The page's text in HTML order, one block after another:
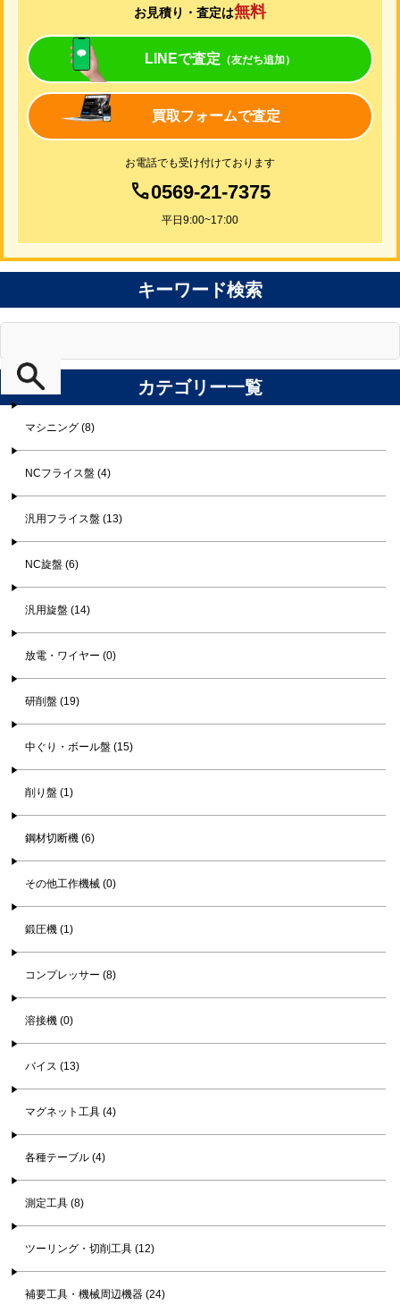
お見積り・査定は無料
LINEで査定 （友だち追加）
買取フォームで査定
お電話でも受け付けております
0569-21-7375
平日9:00~17:00
キーワード検索
カテゴリー一覧
マシニング (8)
NCフライス盤 (4)
汎用フライス盤 (13)
NC旋盤 (6)
汎用旋盤 (14)
放電・ワイヤー (0)
研削盤 (19)
中ぐり・ボール盤 (15)
削り盤 (1)
鋼材切断機 (6)
その他工作機械 (0)
鍛圧機 (1)
コンプレッサー (8)
溶接機 (0)
バイス (13)
マグネット工具 (4)
各種テーブル (4)
測定工具 (8)
ツーリング・切削工具 (12)
補要工具・機械周辺機器 (24)